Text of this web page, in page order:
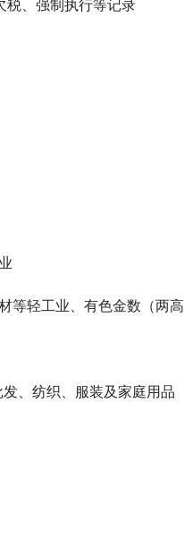
税、强制执行等记录
等轻工业、有色金数（两高
、纺织、服装及家庭用品